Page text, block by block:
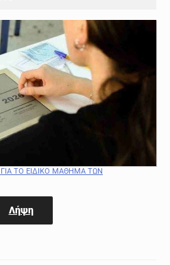
ΤΟ ΕΙΔΙΚΟ ΜΑΘΗΜΑ ΤΩΝ
Λήψη